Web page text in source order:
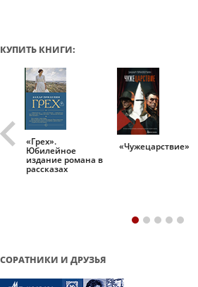
КУПИТЬ КНИГИ:
«Грех».
Юбилейное
издание романа в
рассказах
«Чужецарствие»
СОРАТНИКИ И ДРУЗЬЯ